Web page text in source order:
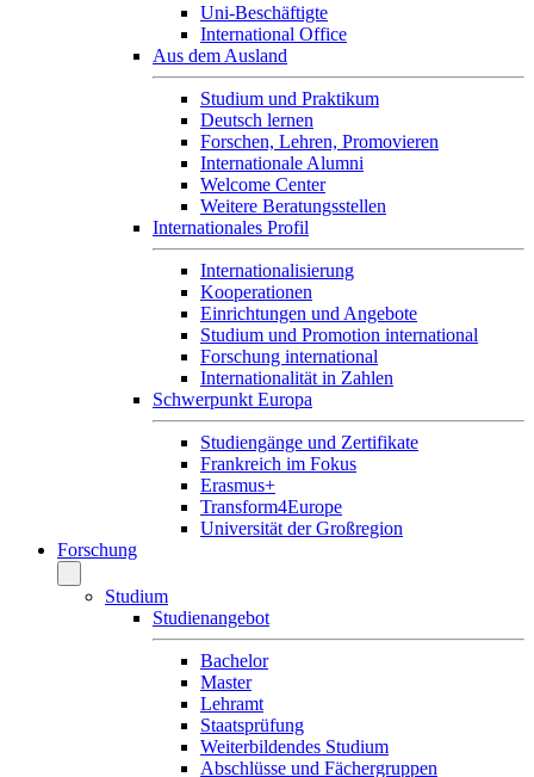
Uni-Beschäftigte
International Office
Aus dem Ausland
Studium und Praktikum
Deutsch lernen
Forschen, Lehren, Promovieren
Internationale Alumni
Welcome Center
Weitere Beratungsstellen
Internationales Profil
Internationalisierung
Kooperationen
Einrichtungen und Angebote
Studium und Promotion international
Forschung international
Internationalität in Zahlen
Schwerpunkt Europa
Studiengänge und Zertifikate
Frankreich im Fokus
Erasmus+
Transform4Europe
Universität der Großregion
Forschung
Studium
Studienangebot
Bachelor
Master
Lehramt
Staatsprüfung
Weiterbildendes Studium
Abschlüsse und Fächergruppen